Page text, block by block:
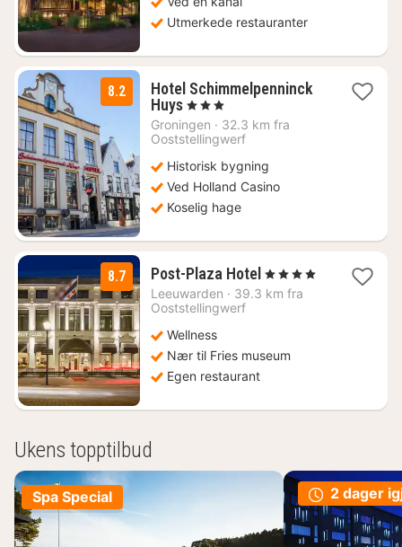
Utmerkede restauranter
8.2
Hotel Schimmelpenninck
Huys1
natt
fra
1089
kr.
, 3 Stjerner
Groningen · 32.3 km fra
Ooststellingwerf
Historisk bygning
Ved Holland Casino
Koselig hage
8.7 Post-Plaza Hotel 1
natt
, 4 Stjerner
Leeuwarden · 39.3 km fra
Ooststellingwerf
Wellness
Nær til Fries museum
Egen restaurant
Ukens topptilbud
Spa Special 2 dager